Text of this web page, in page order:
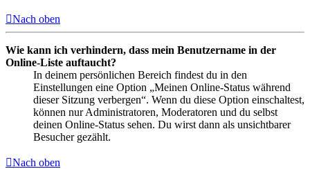
Nach oben
Wie kann ich verhindern, dass mein Benutzername in der
Online-Liste auftaucht?
In deinem persönlichen Bereich findest du in den
Einstellungen eine Option „Meinen Online-Status während
dieser Sitzung verbergen“. Wenn du diese Option einschaltest,
können nur Administratoren, Moderatoren und du selbst
deinen Online-Status sehen. Du wirst dann als unsichtbarer
Besucher gezählt.
Nach oben